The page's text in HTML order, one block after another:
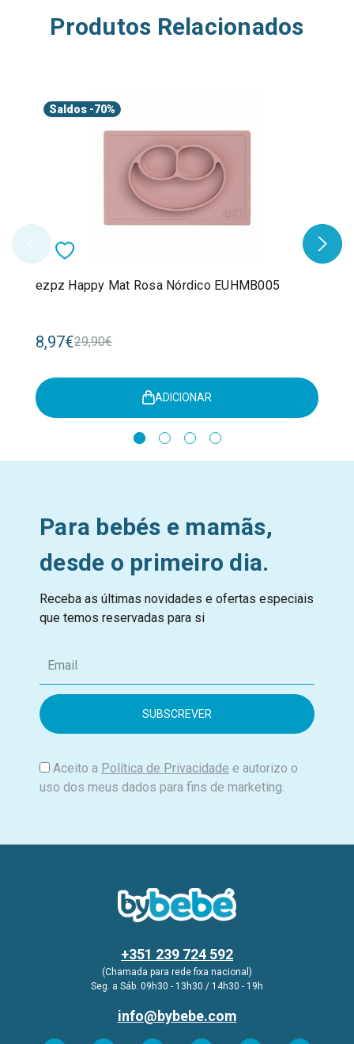
Produtos Relacionados
Saldos -70%
ezpz Happy Mat Rosa Nórdico EUHMB005
8,97€29,90€
ADICIONAR
Para bebés e mamãs,
desde o primeiro dia.
Receba as últimas novidades e ofertas especiais
que temos reservadas para si
m
i
Aceito a Política de Privacidade e autorizo o
uso dos meus dados para fins de marketing.
+351 239 724 592
(Chamada para rede fixa nacional)
Seg. a Sáb. 09h30 - 13h30 / 14h30 - 19h
info@bybebe.com